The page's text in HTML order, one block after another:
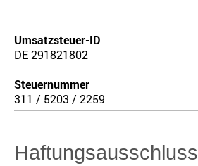
Umsatzsteuer-ID
DE 291821802
Steuernummer
311 / 5203 / 2259
Haftungsausschluss